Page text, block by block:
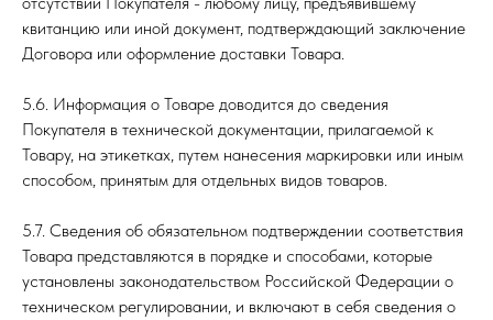
квитанцию или иной документ, подтверждающий заключение
Договора или оформление доставки Товара.
5.6. Информация о Товаре доводится до сведения
Покупателя в технической документации, прилагаемой к
Товару, на этикетках, путем нанесения маркировки или иным
способом, принятым для отдельных видов товаров.
5.7. Сведения об обязательном подтверждении соответствия
Товара представляются в порядке и способами, которые
установлены законодательством Российской Федерации о
техническом регулировании, и включают в себя сведения о